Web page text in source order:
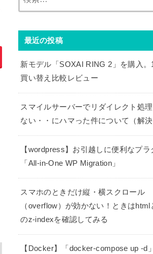
最近の投稿
新モデル「SOXAI RING 2」を購入。
買い替え比較レビュー
スマイルサーバーでリダイレクト処
ない・・にハマった件について（解決
【wordpress】お引越しに便利なプラ
「All-in-One WP Migration」
スマホのときだけ縦・横スクロール
（overflow）が効かない！ときはhtml
のz-indexを確認してみる
【Docker】「docker-compose up -d